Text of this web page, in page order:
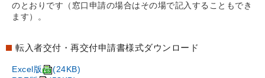
のとおりです（窓口申請の場合はその場で記入することもでき
ます）。
転入者交付・再交付申請書様式ダウンロード
Excel版
(24KB)